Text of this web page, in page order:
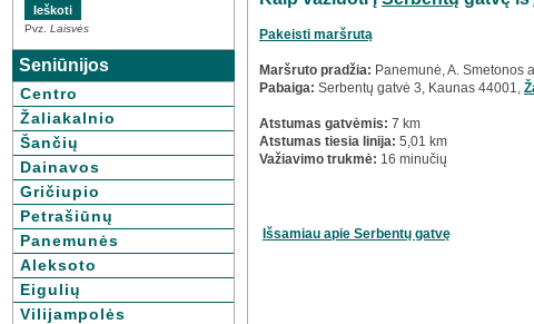
Pvz. Laisvės
Seniūnijos
Centro
Žaliakalnio
Šančių
Dainavos
Gričiupio
Petrašiūnų
Panemunės
Aleksoto
Eigulių
Vilijampolės
Pakeisti maršrutą
Maršruto pradžia: Panemunė, A. Smetonos
Pabaiga: Serbentų gatvė 3, Kaunas 44001,
Atstumas gatvėmis: 7 km
Atstumas tiesia linija: 5,01 km
Važiavimo trukmė: 16 minučių
Išsamiau apie Serbentų gatvę